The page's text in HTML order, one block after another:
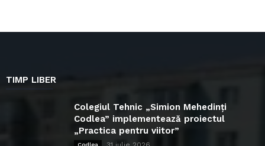
TIMP LIBER
Colegiul Tehnic „Simion Mehedinți
Codlea” implementează proiectul
„Practica pentru viitor”
Codlea